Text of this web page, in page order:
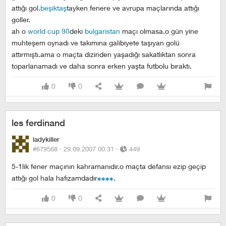
attığı gol.beşiktaştayken fenere ve avrupa maçlarında attığı
goller.
ah o world cup 98deki bulgaristan maçı olmasa.o gün yine
muhteşem oynadı ve takımına galibiyete taşıyan golü
attırmıştı.ama o maçta dizinden yaşadığı sakatlıktan sonra
toparlanamadı ve daha sonra erken yaşta futbolu bıraktı.
0 0
les ferdinand
ladykiller
#679568 · 29.09.2007 00:31 · 449
5-1lik fener maçının kahramanıdır.o maçta defansı ezip geçip
attığı gol hala hafızamdadır
.
0 0